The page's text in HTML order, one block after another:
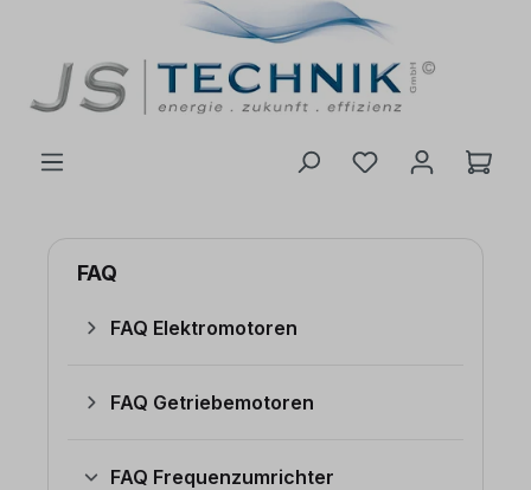
FAQ
FAQ Elektromotoren
FAQ Getriebemotoren
FAQ Frequenzumrichter